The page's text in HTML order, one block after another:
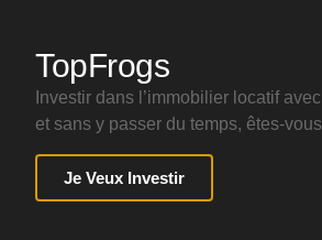
TopFrogs
Investir dans l’immobilier locatif
et sans y passer du temps, êtes-
Je Veux Investir